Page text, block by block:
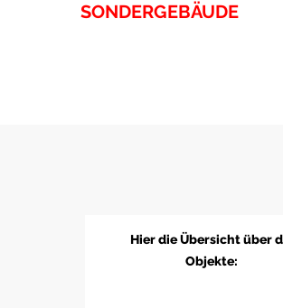
SONDERGEBÄUDE
Hier die Übersicht über
Objekte: